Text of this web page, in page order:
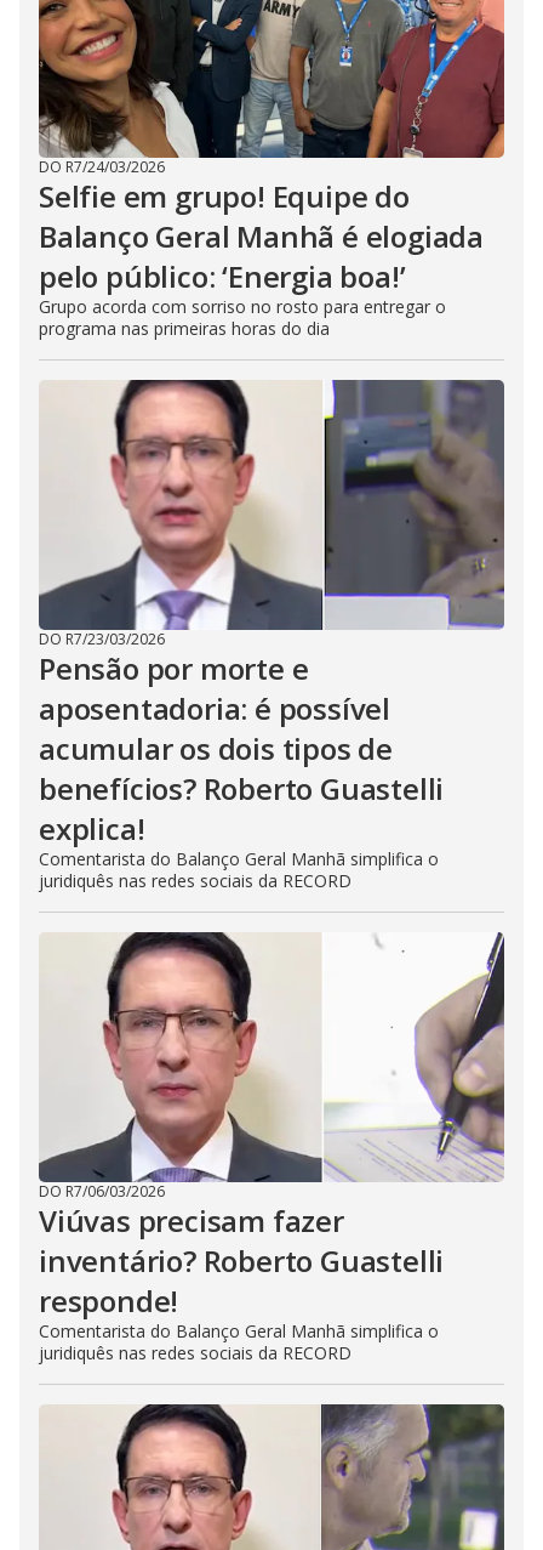
DO R7/24/03/2026
Selfie em grupo! Equipe do
Balanço Geral Manhã é elogiada
pelo público: ‘Energia boa!’
Grupo acorda com sorriso no rosto para entregar o
programa nas primeiras horas do dia
DO R7/23/03/2026
Pensão por morte e
aposentadoria: é possível
acumular os dois tipos de
benefícios? Roberto Guastelli
explica!
Comentarista do Balanço Geral Manhã simplifica o
juridiquês nas redes sociais da RECORD
DO R7/06/03/2026
Viúvas precisam fazer
inventário? Roberto Guastelli
responde!
Comentarista do Balanço Geral Manhã simplifica o
juridiquês nas redes sociais da RECORD